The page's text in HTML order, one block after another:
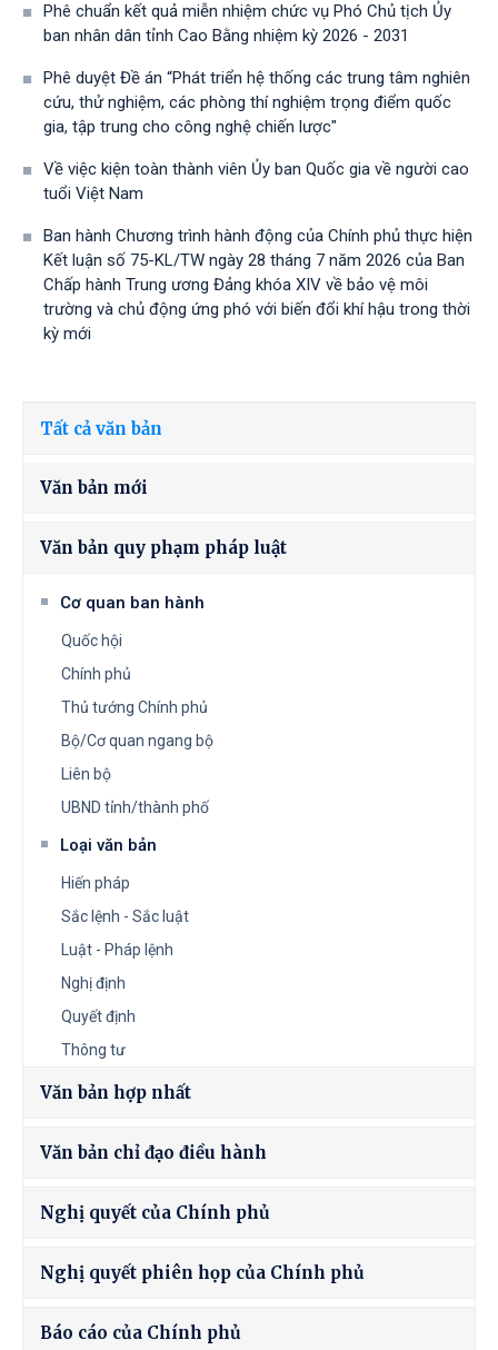
Phê chuẩn kết quả miễn nhiệm chức vụ Phó Chủ tịch Ủy
ban nhân dân tỉnh Cao Bằng nhiệm kỳ 2026 - 2031
Phê duyệt Đề án “Phát triển hệ thống các trung tâm nghiên
cứu, thử nghiệm, các phòng thí nghiệm trọng điểm quốc
gia, tập trung cho công nghệ chiến lược"
Về việc kiện toàn thành viên Ủy ban Quốc gia về người cao
tuổi Việt Nam
Ban hành Chương trình hành động của Chính phủ thực hiện
Kết luận số 75-KL/TW ngày 28 tháng 7 năm 2026 của Ban
Chấp hành Trung ương Đảng khóa XIV về bảo vệ môi
trường và chủ động ứng phó với biến đổi khí hậu trong thời
kỳ mới
Tất cả văn bản
Văn bản mới
Văn bản quy phạm pháp luật
Cơ quan ban hành
Quốc hội
Chính phủ
Thủ tướng Chính phủ
Bộ/Cơ quan ngang bộ
Liên bộ
UBND tỉnh/thành phố
Loại văn bản
Hiến pháp
Sắc lệnh - Sắc luật
Luật - Pháp lệnh
Nghị định
Quyết định
Thông tư
Văn bản hợp nhất
Văn bản chỉ đạo điều hành
Nghị quyết của Chính phủ
Nghị quyết phiên họp của Chính phủ
Báo cáo của Chính phủ